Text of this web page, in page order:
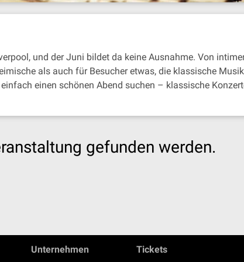
und der Juni bildet da keine Ausnahme. Von
als auch für Besucher etwas, die klassische
einen schönen Abend suchen – klassische
gefunden werden.
Unternehmen Tickets